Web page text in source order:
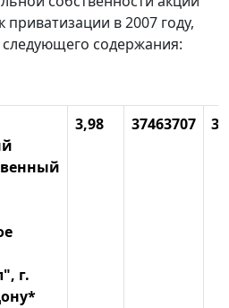
в 2007 году,
содержания:
г.
3,98 37463707